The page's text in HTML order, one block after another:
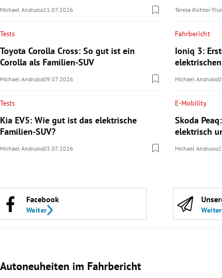
Michael Andrusio21.07.2026
Tests
Toyota Corolla Cross: So gut ist ein
Corolla als Familien-SUV
Michael Andrusio09.07.2026
Tests
Kia EV5: Wie gut ist das elektrische
Familien-SUV?
Michael Andrusio03.07.2026
Teresa Richter-
Fahrbericht
Ioniq 3:
Michael Andrusio
E-Mobility
Skoda
elektrisch
Michael Andrusio
Facebook
Weiter Weiter
Autoneuheiten im Fahrbericht
Slide 1 von 3